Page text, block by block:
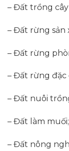
– Đất trồng
– Đất rừng sản
– Đất rừng
– Đất rừng đặc
– Đất nuôi
– Đất làm muối;
– Đất nông